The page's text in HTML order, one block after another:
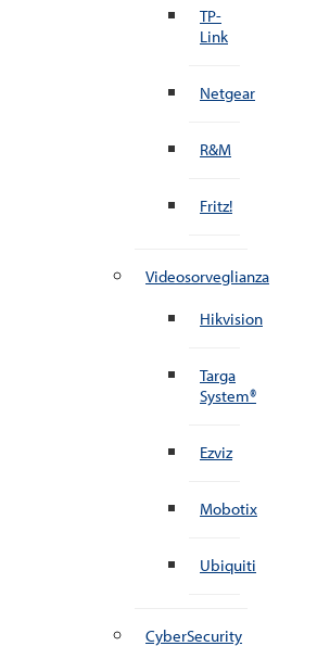
TP-
Link
Netgear
R&M
Fritz!
Videosorveglianza
Hikvision
Targa
System®
Ezviz
Mobotix
Ubiquiti
CyberSecurity